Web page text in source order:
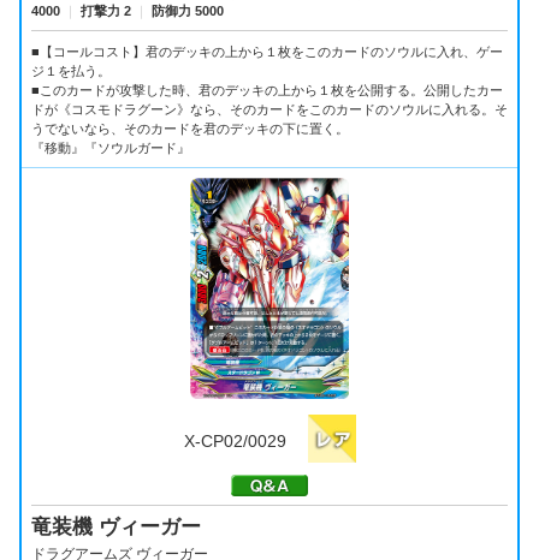
4000
｜ 打撃力 2 ｜ 防御力 5000
■【コールコスト】君のデッキの上から１枚をこのカードのソウルに入れ、ゲー
ジ１を払う。
■このカードが攻撃した時、君のデッキの上から１枚を公開する。公開したカー
ドが《コスモドラグーン》なら、そのカードをこのカードのソウルに入れる。そ
うでないなら、そのカードを君のデッキの下に置く。
『移動』『ソウルガード』
X-CP02/0029
竜装機 ヴィーガー
ドラグアームズ ヴィーガー